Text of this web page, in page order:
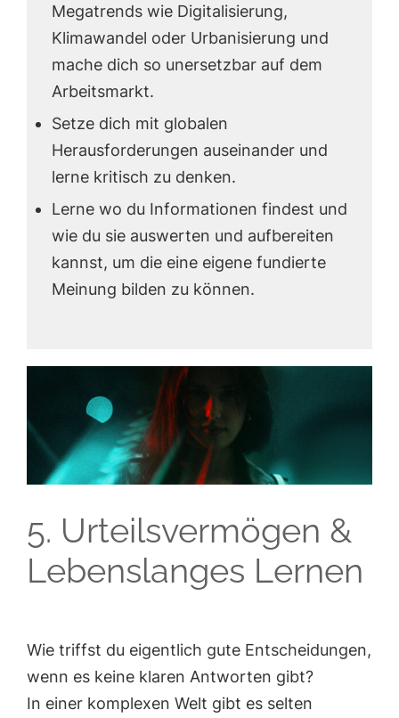
Megatrends wie Digitalisierung,
Klimawandel oder Urbanisierung und
mache dich so unersetzbar auf dem
Arbeitsmarkt.
Setze dich mit globalen
Herausforderungen auseinander und
lerne kritisch zu denken.
Lerne wo du Informationen findest und
wie du sie auswerten und aufbereiten
kannst, um die eine eigene fundierte
Meinung bilden zu können.
5. Urteilsvermögen &
Lebenslanges Lernen
Wie triffst du eigentlich gute Entscheidungen,
wenn es keine klaren Antworten gibt?
In einer komplexen Welt gibt es selten